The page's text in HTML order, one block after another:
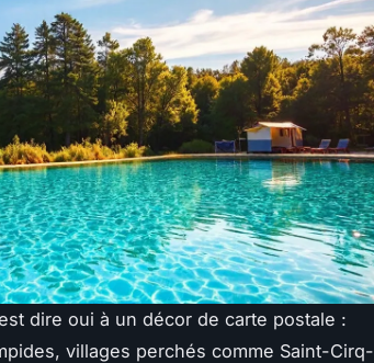
dire oui à un décor de carte postale :
villages perchés comme Saint-Cirq-